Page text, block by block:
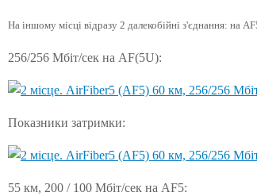
На іншому місці відразу 2 далекобійні з'єднання: на
256/256 Мбіт/сек на AF(5U):
Показники затримки:
55 км, 200 / 100 Мбіт/сек на AF5: